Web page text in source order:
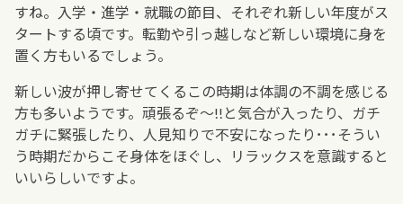
すね。入学・進学・就職の節目、それぞれ新しい年度がス
タートする頃です。転勤や引っ越しなど新しい環境に身を
置く方もいるでしょう。
新しい波が押し寄せてくるこの時期は体調の不調を感じる
方も多いようです。頑張るぞ～!!と気合が入ったり、ガチ
ガチに緊張したり、人見知りで不安になったり･･･そうい
う時期だからこそ身体をほぐし、リラックスを意識すると
いいらしいですよ。